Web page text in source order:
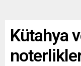
Kütahya